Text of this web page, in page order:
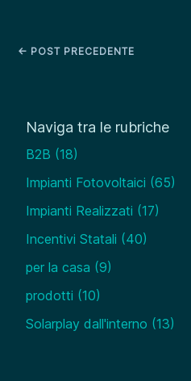
← POST PRECEDENTE
Naviga tra le rubriche
B2B (18)
Impianti Fotovoltaici (65)
Impianti Realizzati (17)
Incentivi Statali (40)
per la casa (9)
prodotti (10)
Solarplay dall'interno (13)